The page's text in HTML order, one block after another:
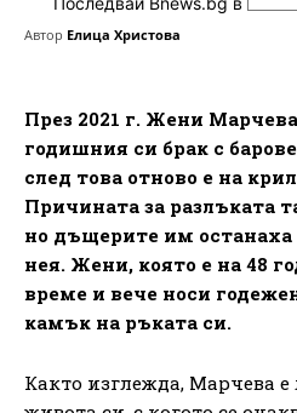
Автор Елица Христова
През 2021 г. Жени
годишния си брак с
след това отново е на
Причината за разлъката
но дъщерите им останаха
нея. Жени, която е на 48
време и вече носи
камък на ръката си.
Както изглежда, Марчева